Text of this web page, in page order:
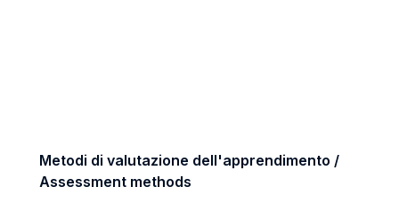
Metodi di valutazione dell'apprendimento /
Assessment methods